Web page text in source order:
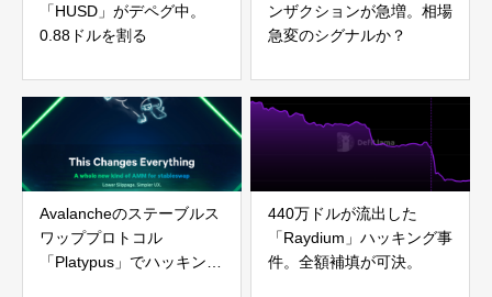
「HUSD」がデペグ中。
0.88ドルを割る
ンザクションが急増。相場
急変のシグナルか？
Avalancheのステーブルス
ワッププロトコル
「Platypus」でハッキン
440万ドルが流出した
「Raydium」ハッキング事
件。全額補填が可決。